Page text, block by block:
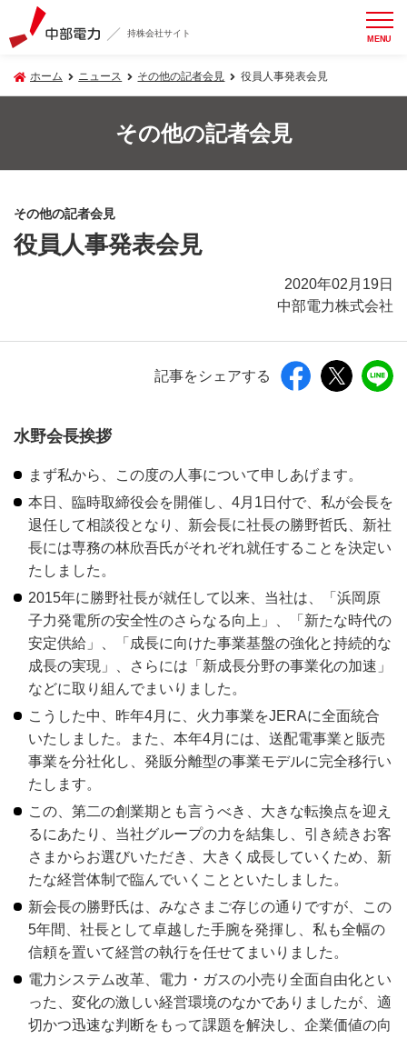
持株会社サイト MENU
ホーム ニュース その他の記者会見 役員人事発表会見
その他の記者会見
その他の記者会見
役員人事発表会見
2020年02月19日
中部電力株式会社
記事をシェアする
水野会長挨拶
まず私から、この度の人事について申しあげます。
本日、臨時取締役会を開催し、4月1日付で、私が会長を
退任して相談役となり、新会長に社長の勝野哲氏、新社
長には専務の林欣吾氏がそれぞれ就任することを決定い
たしました。
2015年に勝野社長が就任して以来、当社は、「浜岡原
子力発電所の安全性のさらなる向上」、「新たな時代の
安定供給」、「成長に向けた事業基盤の強化と持続的な
成長の実現」、さらには「新成長分野の事業化の加速」
などに取り組んでまいりました。
こうした中、昨年4月に、火力事業をJERAに全面統合
いたしました。また、本年4月には、送配電事業と販売
事業を分社化し、発販分離型の事業モデルに完全移行い
たします。
この、第二の創業期とも言うべき、大きな転換点を迎え
るにあたり、当社グループの力を結集し、引き続きお客
さまからお選びいただき、大きく成長していくため、新
たな経営体制で臨んでいくことといたしました。
新会長の勝野氏は、みなさまご存じの通りですが、この
5年間、社長として卓越した手腕を発揮し、私も全幅の
信頼を置いて経営の執行を任せてまいりました。
電力システム改革、電力・ガスの小売り全面自由化とい
った、変化の激しい経営環境のなかでありましたが、適
切かつ迅速な判断をもって課題を解決し、企業価値の向